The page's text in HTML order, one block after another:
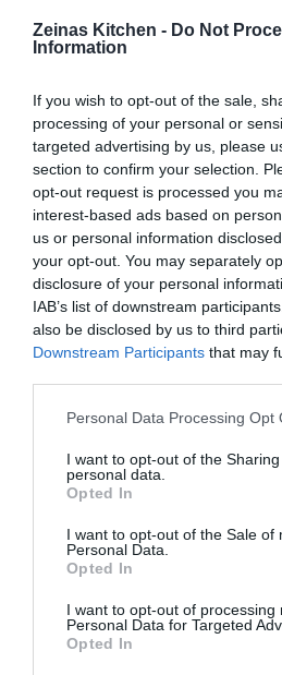
Zeinas Kitchen - Do Not
Information
If you wish to opt-out of the sale,
processing of your personal or
targeted advertising by us, please
section to confirm your selection.
opt-out request is processed you
interest-based ads based on
us or personal information
your opt-out. You may separately
disclosure of your personal
IAB’s list of downstream
also be disclosed by us to third
Downstream Participants that may
Personal Data Processing Opt
I want to opt-out of the
personal data.
Opted In
I want to opt-out of the Sale of
Personal Data.
Opted In
I want to opt-out of processing
Personal Data for Targeted
Opted In